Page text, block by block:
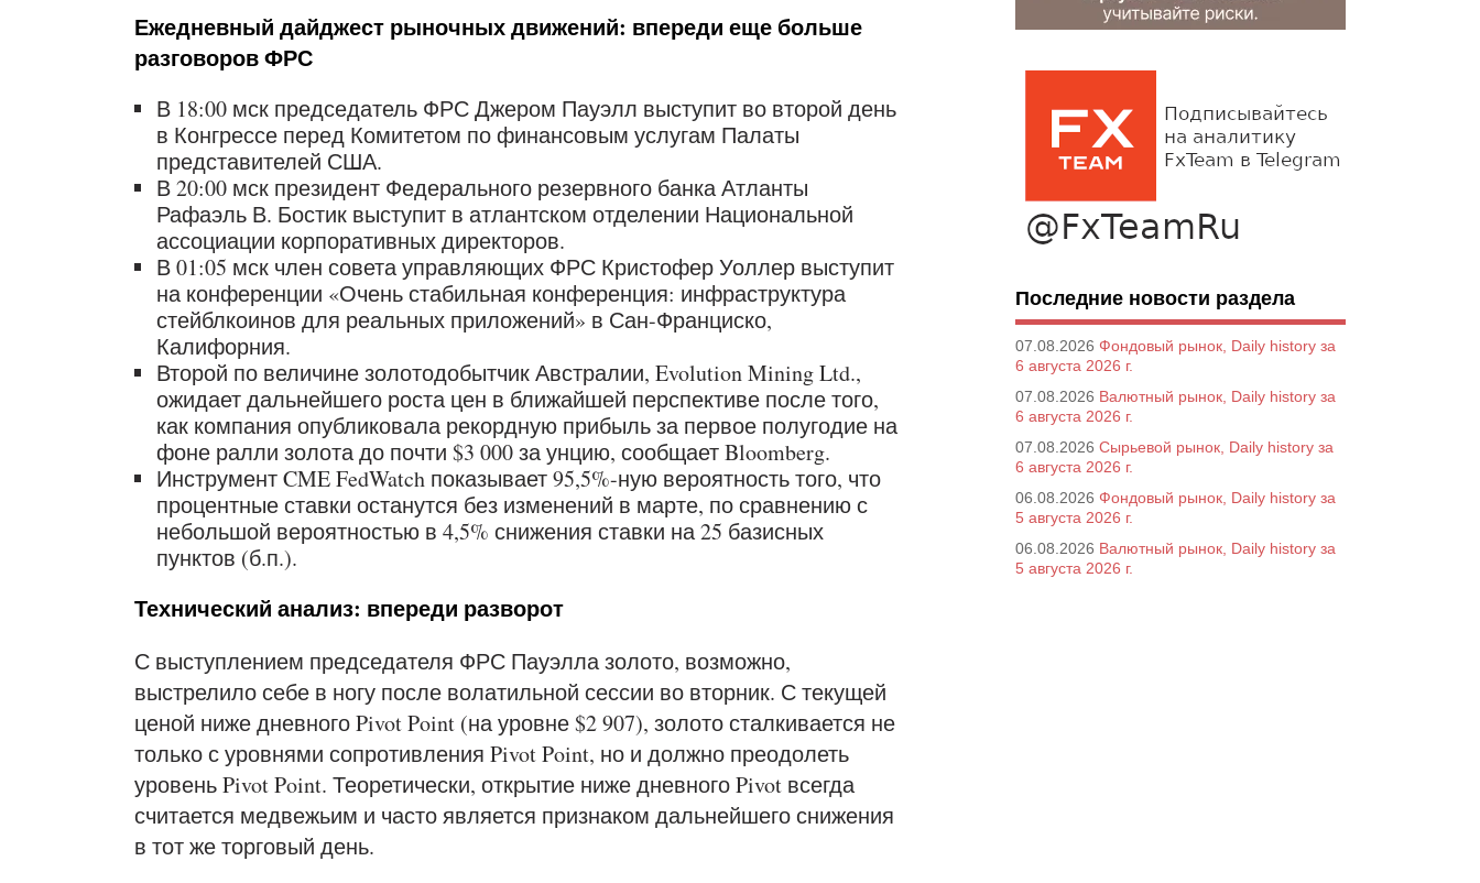
Ежедневный дайджест рыночных движений: впереди еще больше
разговоров ФРС
В 18:00 мск председатель ФРС Джером Пауэлл выступит во второй день
в Конгрессе перед Комитетом по финансовым услугам Палаты
представителей США.
В 20:00 мск президент Федерального резервного банка Атланты
Рафаэль В. Бостик выступит в атлантском отделении Национальной
ассоциации корпоративных директоров.
В 01:05 мск член совета управляющих ФРС Кристофер Уоллер выступит
на конференции «Очень стабильная конференция: инфраструктура
стейблкоинов для реальных приложений» в Сан-Франциско,
Калифорния.
Второй по величине золотодобытчик Австралии, Evolution Mining Ltd.,
ожидает дальнейшего роста цен в ближайшей перспективе после того,
как компания опубликовала рекордную прибыль за первое полугодие на
фоне ралли золота до почти $3 000 за унцию, сообщает Bloomberg.
Инструмент CME FedWatch показывает 95,5%-ную вероятность того, что
процентные ставки останутся без изменений в марте, по сравнению с
небольшой вероятностью в 4,5% снижения ставки на 25 базисных
пунктов (б.п.).
Технический анализ: впереди разворот
С выступлением председателя ФРС Пауэлла золото, возможно,
выстрелило себе в ногу после волатильной сессии во вторник. С текущей
ценой ниже дневного Pivot Point (на уровне $2 907), золото сталкивается не
только с уровнями сопротивления Pivot Point, но и должно преодолеть
уровень Pivot Point. Теоретически, открытие ниже дневного Pivot всегда
считается медвежьим и часто является признаком дальнейшего снижения
в тот же торговый день.
Последние новости раздела
07.08.2026 Фондовый рынок, Daily history за
6 августа 2026 г.
07.08.2026 Валютный рынок, Daily history за
6 августа 2026 г.
07.08.2026 Сырьевой рынок, Daily history за
6 августа 2026 г.
06.08.2026 Фондовый рынок, Daily history за
5 августа 2026 г.
06.08.2026 Валютный рынок, Daily history за
5 августа 2026 г.